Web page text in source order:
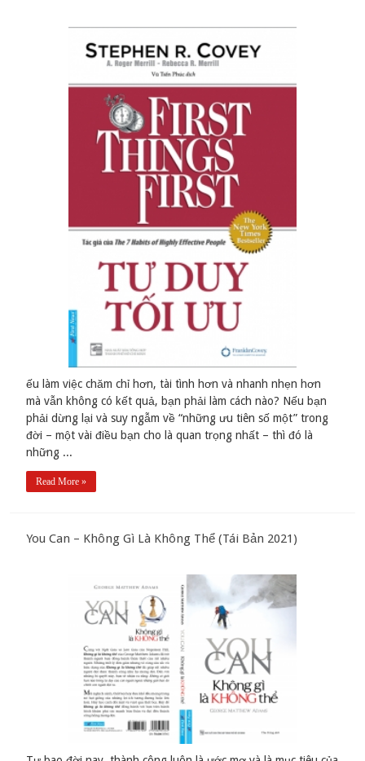
ếu làm việc chăm chỉ hơn, tài tình hơn và nhanh nhẹn hơn
mà vẫn không có kết quả, bạn phải làm cách nào? Nếu bạn
phải dừng lại và suy ngẫm về “những ưu tiên số một” trong
đời – một vài điều bạn cho là quan trọng nhất – thì đó là
những ...
Read More »
You Can – Không Gì Là Không Thể (Tái Bản 2021)